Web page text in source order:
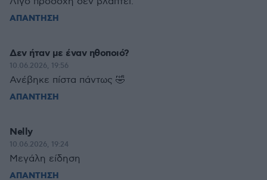
ΑΠΑΝΤΗΣΗ
Δεν ήταν με έναν ηθοποιό?
10.06.2026, 19:56
Ανέβηκε πίστα πάντως 🤣
ΑΠΑΝΤΗΣΗ
Νelly
10.06.2026, 19:24
Μεγάλη είδηση
ΑΠΑΝΤΗΣΗ